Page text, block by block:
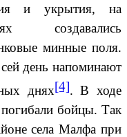
и укрытия, на
создавались
минные поля.
день напоминают
днях[4]. В ходе
бойцы. Так
села Малфа при